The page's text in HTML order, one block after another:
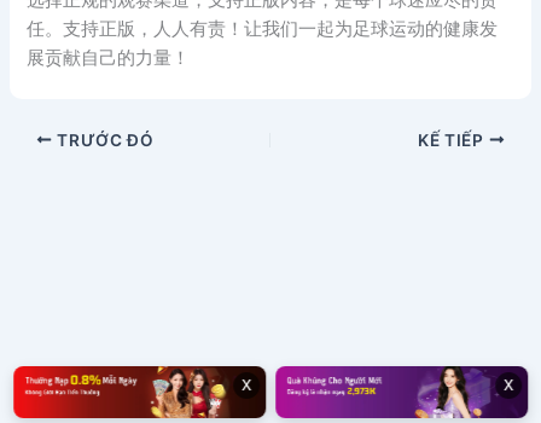
任。支持正版，人人有责！让我们一起为足球运动的健康发
展贡献自己的力量！
TRƯỚC ĐÓ KẾ TIẾP
x x